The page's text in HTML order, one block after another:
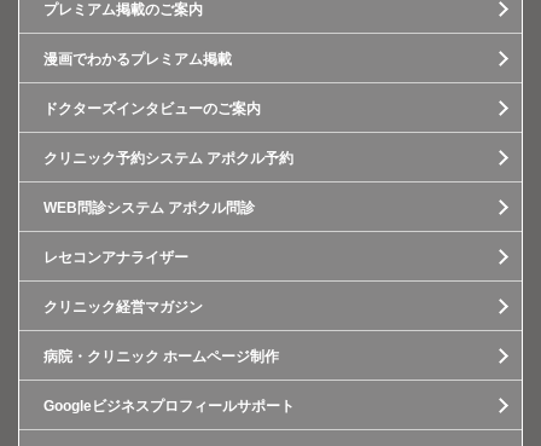
プレミアム掲載のご案内
漫画でわかるプレミアム掲載
ドクターズインタビューのご案内
クリニック予約システム アポクル予約
WEB問診システム アポクル問診
レセコンアナライザー
クリニック経営マガジン
病院・クリニック ホームページ制作
Googleビジネスプロフィールサポート